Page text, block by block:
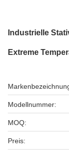
Industrielle
Extreme
Modellnummer:
MOQ:
Preis: